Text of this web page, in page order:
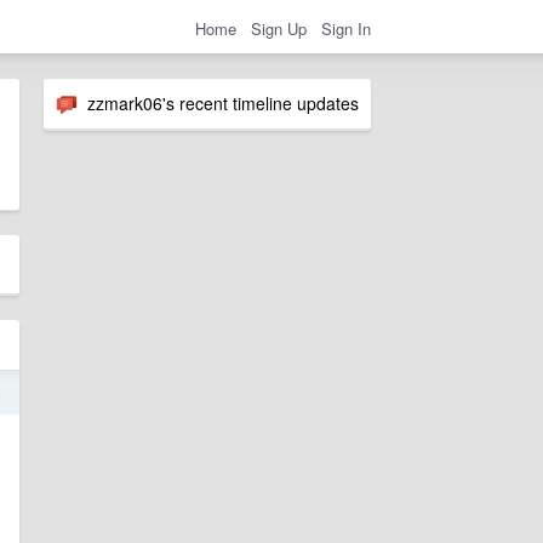
Home Sign Up Sign In
zzmark06's recent timeline updates